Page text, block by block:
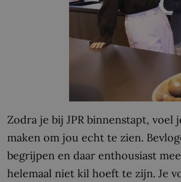
Zodra je bij JPR binnenstapt,
maken om jou echt te zien.
begrijpen en daar enthousiast
helemaal niet kil hoeft te zijn. Je